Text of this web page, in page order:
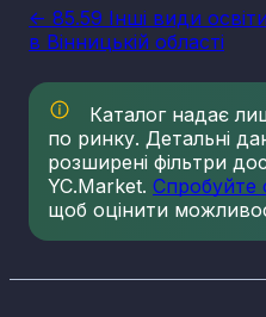
<- 85.59 Інші види освіти
в Вінницькій області
Каталог надає
по ринку. Детальні
розширені фільтри
YC.Market. Спробуйте
щоб оцінити